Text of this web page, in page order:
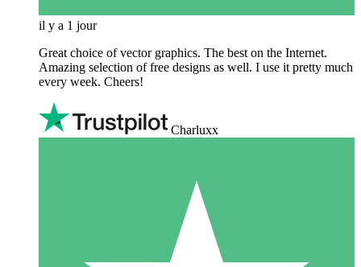
il y a 1 jour
Great choice of vector graphics. The best on the Internet.
Amazing selection of free designs as well. I use it pretty much
every week. Cheers!
Charluxx